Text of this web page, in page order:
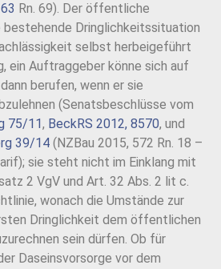
Rn. 69). Der öffentliche
Dringlichkeitssituation
selbst herbeigeführt
ein Auftraggeber könne sich auf
berufen, wenn er sie
(Senatsbeschlüsse vom
75/11, BeckRS 2012, 8570, und
39/14 (NZBau 2015, 572 Rn. 18 –
sie steht nicht im Einklang mit
2 VgV und Art. 32 Abs. 2 lit c.
wonach die Umstände zur
Dringlichkeit dem öffentlichen
sein dürfen. Ob für
Daseinsvorsorge vor dem